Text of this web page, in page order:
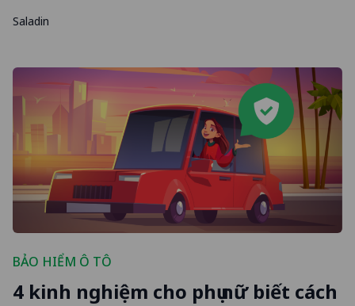
Saladin
BẢO HIỂM Ô TÔ
4 kinh nghiệm cho phụ nữ biết cách